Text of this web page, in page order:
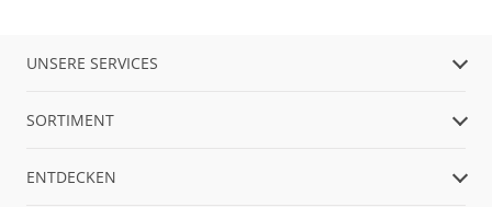
UNSERE SERVICES
SORTIMENT
ENTDECKEN